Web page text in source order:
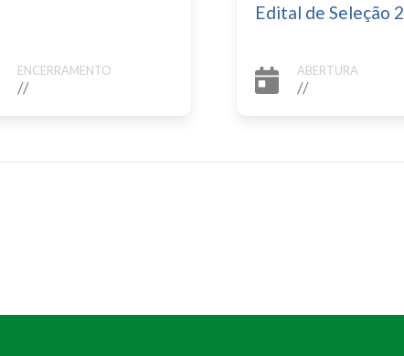
ENCERRAMENTO
//
Edital de Seleção
ABERTURA
//